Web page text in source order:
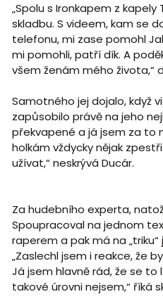
„Spolu s Ironkapem z
skladbu. S videem, kam se
telefonu, mi zase pomohl
mi pomohli, patří dík. A
všem ženám mého života,“
Samotného jej dojalo, když
zapůsobilo právě na jeho
překvapené a já jsem za to
holkám vždycky nějak
užívat,“ neskrývá Ducár.
Za hudebního experta,
Spoupracoval na jednom
raperem a pak má na
„Zaslechl jsem i reakce, že
Já jsem hlavně rád, že se to
takové úrovni nejsem,“ říká